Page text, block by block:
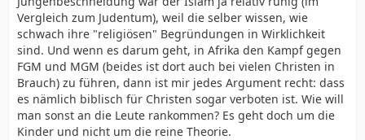
Vergleich zum Judentum), weil die selber wissen, wie
schwach ihre "religiösen" Begründungen in Wirklichkeit
sind. Und wenn es darum geht, in Afrika den Kampf gegen
FGM und MGM (beides ist dort auch bei vielen Christen in
Brauch) zu führen, dann ist mir jedes Argument recht: dass
es nämlich biblisch für Christen sogar verboten ist. Wie will
man sonst an die Leute rankommen? Es geht doch um die
Kinder und nicht um die reine Theorie.